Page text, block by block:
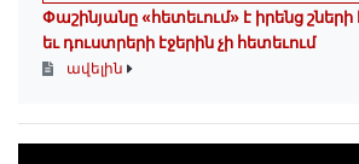
Փաշինյանը «հետեւում» է իրենց շների
եւ դուստրերի էջերին չի հետեւում
ավելին